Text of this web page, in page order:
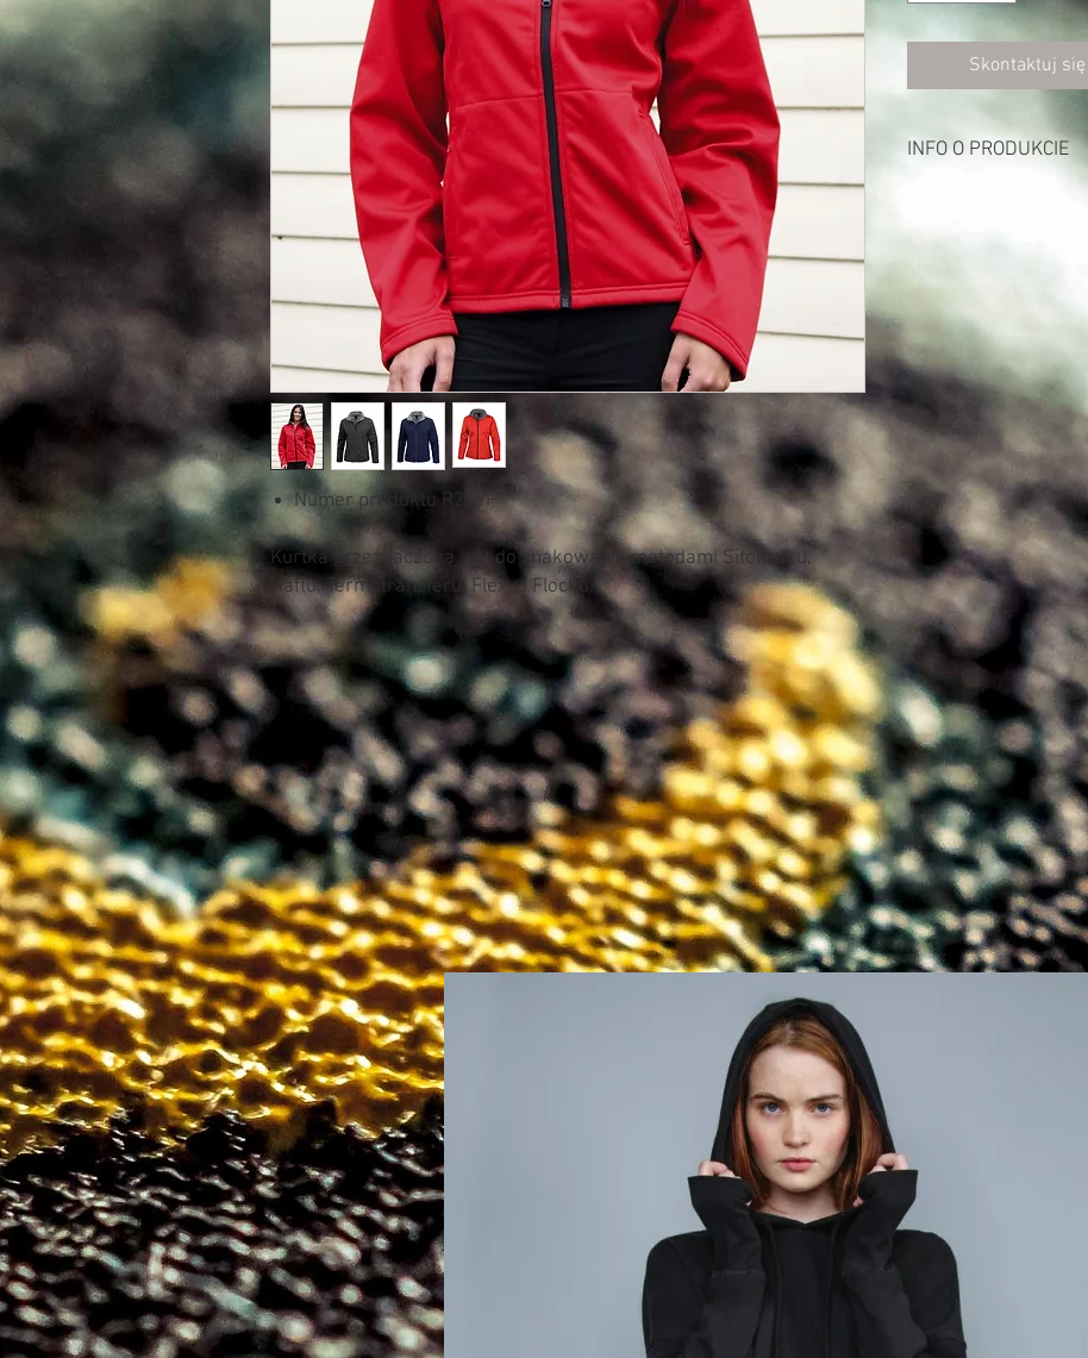
Numer produktu R209F
Kurtka przeznaczona jest do znakowania metodami Sitodruku,
Haftu, Termotransferu, Flexu i Flocku.
Skontaktuj
INFO O PRODUKCIE
wewnątrz: podszewka
Grey
zamek na całej długości
elastyczny materiał
wewnętrzna plisa
wygodny krój
dwie kieszenie na zamek
dopasowana w talii